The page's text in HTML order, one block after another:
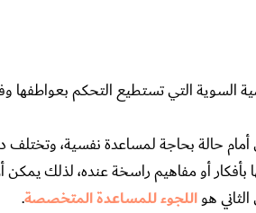
السوية التي تستطيع التحكم بعواطفها
حالة بحاجة لمساعدة نفسية،
أو مفاهيم راسخة عنده، لذلك
هواللجوء للمساعدة المتخصصة.